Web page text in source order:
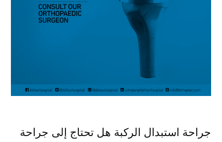
جراحة استبدال الركبة هل تحتاج إلى جراحة